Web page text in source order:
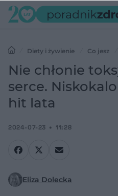
Diety i żywienie Co jesz
Niskokaloryczna ryba to hit lata
Nie chłonie
serce.
hit lata
2024-07-23 11:28
Eliza Dolecka